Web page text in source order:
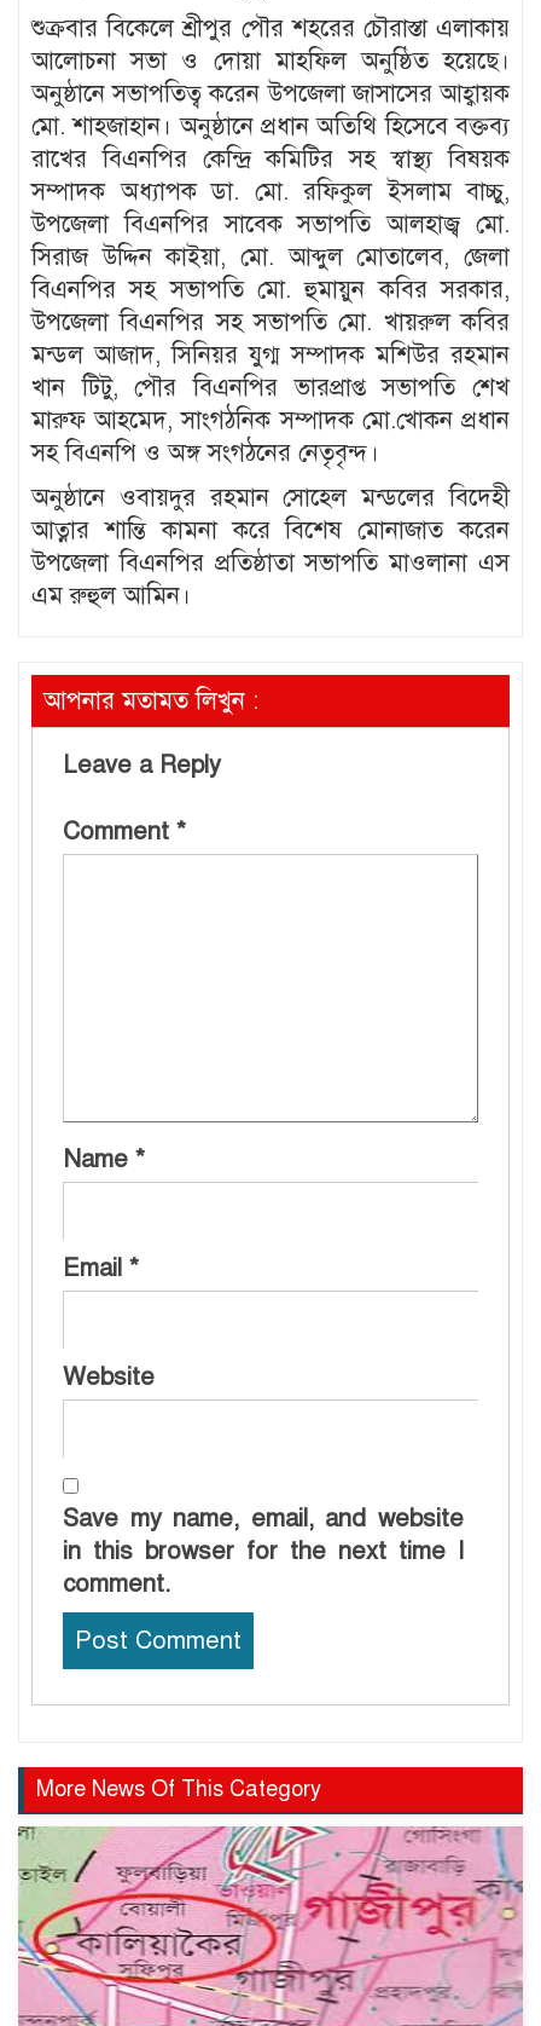
শুক্রবার বিকেলে শ্রীপুর পৌর শহরের চৌরাস্তা এলাকায়
আলোচনা সভা ও দোয়া মাহফিল অনুষ্ঠিত হয়েছে।
অনুষ্ঠানে সভাপতিত্ব করেন উপজেলা জাসাসের আহ্বায়ক
মো. শাহজাহান। অনুষ্ঠানে প্রধান অতিথি হিসেবে বক্তব্য
রাখের বিএনপির কেন্দ্রি কমিটির সহ স্বাস্থ্য বিষয়ক
সম্পাদক অধ্যাপক ডা. মো. রফিকুল ইসলাম বাচ্চু,
উপজেলা বিএনপির সাবেক সভাপতি আলহাজ্ব মো.
সিরাজ উদ্দিন কাইয়া, মো. আব্দুল মোতালেব, জেলা
বিএনপির সহ সভাপতি মো. হুমায়ুন কবির সরকার,
উপজেলা বিএনপির সহ সভাপতি মো. খায়রুল কবির
মন্ডল আজাদ, সিনিয়র যুগ্ম সম্পাদক মশিউর রহমান
খান টিটু, পৌর বিএনপির ভারপ্রাপ্ত সভাপতি শেখ
মারুফ আহমেদ, সাংগঠনিক সম্পাদক মো.খোকন প্রধান
সহ বিএনপি ও অঙ্গ সংগঠনের নেতৃবৃন্দ।
অনুষ্ঠানে ওবায়দুর রহমান সোহেল মন্ডলের বিদেহী
আত্নার শান্তি কামনা করে বিশেষ মোনাজাত করেন
উপজেলা বিএনপির প্রতিষ্ঠাতা সভাপতি মাওলানা এস
এম রুহুল আমিন।
আপনার মতামত লিখুন :
Leave a Reply
Comment *
Name *
Email *
Website
Save my name, email, and website
in this browser for the next time I
comment.
More News Of This Category